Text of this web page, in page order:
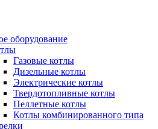
оборудование
Газовые котлы
Дизельные котлы
Электрические котлы
Твердотопливные котлы
Пеллетные котлы
Котлы комбинированного типа